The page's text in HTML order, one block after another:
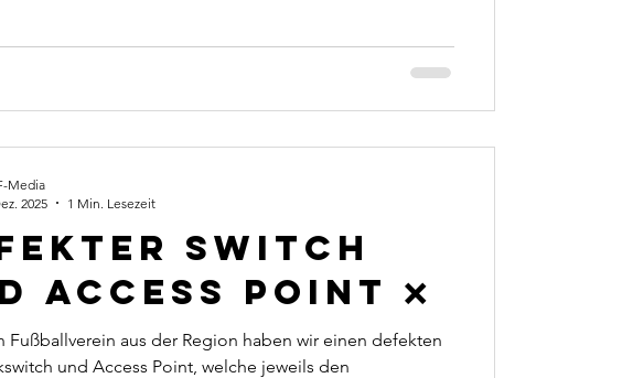
wieder flexibel mit in den Urlaub mitgenommen werden.
auch Ihnen beim Umstieg auf neue
Switch
Access Point ❌
Fußballverein aus der Region haben wir einen defekten
und Access Point, welche jeweils den
Media
2025
1 Min. Lesezeit